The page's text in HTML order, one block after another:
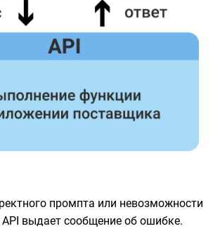
промпта или невозможности
выдает сообщение об ошибке.